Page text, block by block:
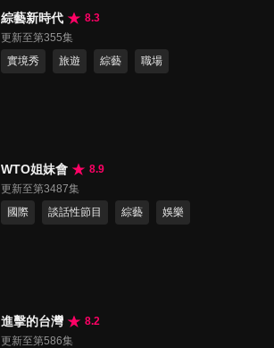
綜藝新時代
8.3
更新至第355集
實境秀
旅遊 綜藝 職場
WTO姐妹會
8.9
更新至第3487集
國際
談話性節目 綜藝 娛樂
進擊的台灣
8.2
更新至第586集